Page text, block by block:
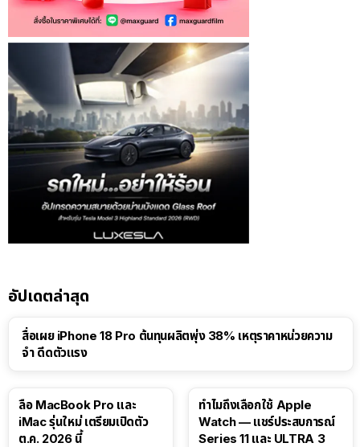
อัปเดตล่าสุด
สื่อเผย iPhone 18 Pro ต้นทุนผลิตพุ่ง 38% เหตุราคาหน่วยความ
จำ ดีดตัวแรง
ลือ MacBook Pro และ
iMac รุ่นใหม่ เตรียมเปิดตัว
ต.ค. 2026 นี้
ทำไมถึงเลือกใช้ Apple
Watch — แชร์ประสบการณ์
Series 11 และ ULTRA 3